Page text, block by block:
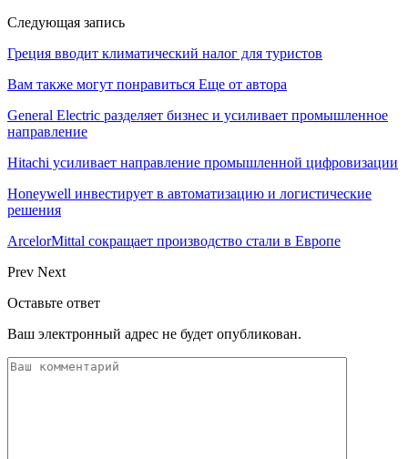
Следующая запись
Греция вводит климатический налог для туристов
Вам также могут понравиться Еще от автора
General Electric разделяет бизнес и усиливает промышленное
направление
Hitachi усиливает направление промышленной цифровизации
Honeywell инвестирует в автоматизацию и логистические
решения
ArcelorMittal сокращает производство стали в Европе
Prev Next
Оставьте ответ
Ваш электронный адрес не будет опубликован.